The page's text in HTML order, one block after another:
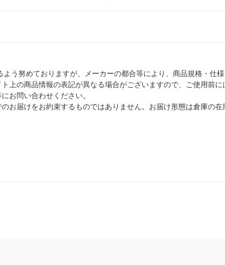
う努めておりますが、メーカーの都合等により、商品規格・仕
上の商品情報の表記が異なる場合がございますので、ご使用前
お問い合わせください。
お届けをお約束するものではありません。お届け形態は倉庫の